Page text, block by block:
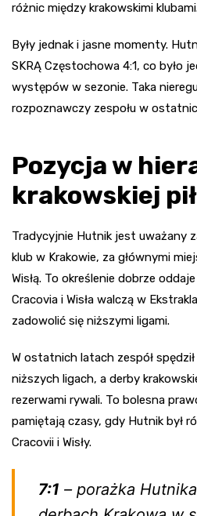
różnic między krakowskimi
Były jednak i jasne momenty.
SKRĄ Częstochowa 4:1, co było
występów w sezonie. Taka
rozpoznawczy zespołu w
Pozycja w
krakowskiej
Tradycyjnie Hutnik jest uważany
klub w Krakowie, za głównymi
Wisłą. To określenie dobrze
Cracovia i Wisła walczą w
zadowolić się niższymi ligami.
W ostatnich latach zespół
niższych ligach, a derby
rezerwami rywali. To bolesna
pamiętają czasy, gdy Hutnik był
Cracovii i Wisły.
7:1 – porażka